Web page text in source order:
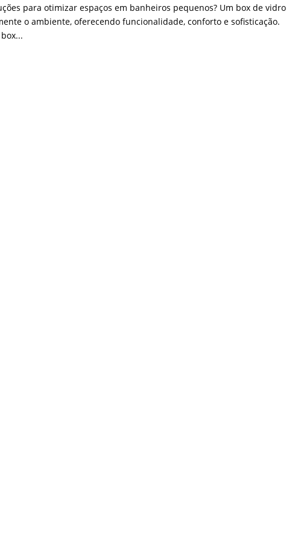
para otimizar espaços em banheiros pequenos? Um box de vidro
o ambiente, oferecendo funcionalidade, conforto e sofisticação.